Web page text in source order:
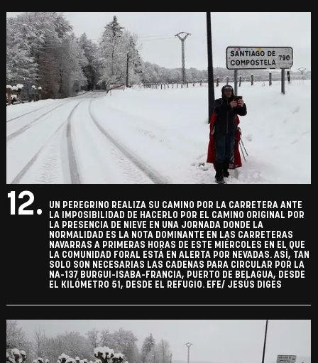
12.
UN PEREGRINO REALIZA SU CAMINO POR LA CARRETERA ANTE
LA IMPOSIBILIDAD DE HACERLO POR EL CAMINO ORIGINAL POR
LA PRESENCIA DE NIEVE EN UNA JORNADA DONDE LA
NORMALIDAD ES LA NOTA DOMINANTE EN LAS CARRETERAS
NAVARRAS A PRIMERAS HORAS DE ESTE MIÉRCOLES EN EL QUE
LA COMUNIDAD FORAL ESTÁ EN ALERTA POR NEVADAS. ASÍ, TAN
SOLO SON NECESARIAS LAS CADENAS PARA CIRCULAR POR LA
NA-137 BURGUI-ISABA-FRANCIA, PUERTO DE BELAGUA, DESDE
EL KILÓMETRO 51, DESDE EL REFUGIO. EFE/ JESÚS DIGES